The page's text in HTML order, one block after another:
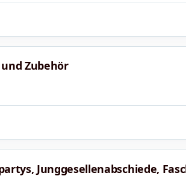
Zubehör
Junggesellenabschiede,